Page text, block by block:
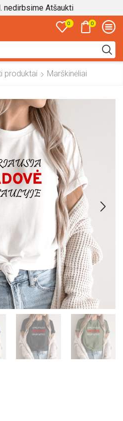
nedirbsime Atšaukti
0 0
input
produktai Marškinėliai